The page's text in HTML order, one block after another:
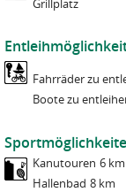
Grillplatz
Fahrräder zu
Boote zu
Kanutouren 6
Hallenbad 8 km